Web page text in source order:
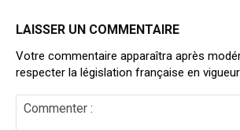
LAISSER UN COMMENTAIRE
Votre commentaire apparaîtra après
respecter la législation française en vigueur.